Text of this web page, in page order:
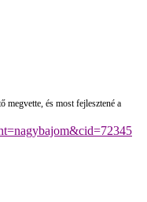
és most fejlesztené a